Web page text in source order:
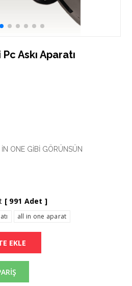
Askı Aparatı
ONE GİBİ GÖRÜNSÜN
[ 991 Adet ]
all in one aparat
EKLE